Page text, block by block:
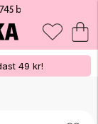
49 kr!